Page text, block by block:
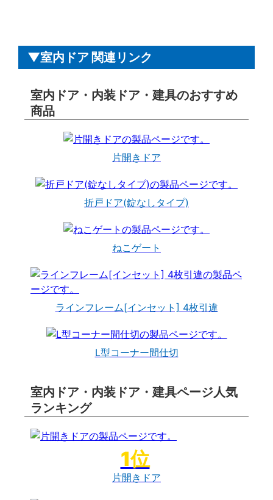
室内ドア 関連リンク
室内ドア・内装ドア・建具のおすすめ
商品
片開きドア
折戸ドア(錠なしタイプ)
ねこゲート
ラインフレーム[インセット] 4枚引違
L型コーナー間仕切
室内ドア・内装ドア・建具ページ人気
ランキング
片開きドア